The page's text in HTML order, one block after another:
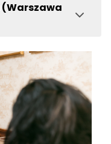
(Warszawa